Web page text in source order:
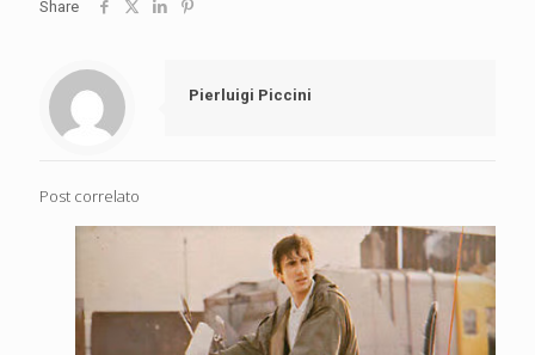
Share
Pierluigi Piccini
Post correlato